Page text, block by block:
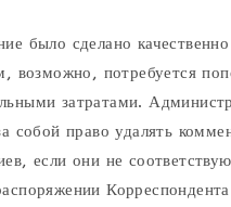
было сделано
возможно, потребуется
затратами.
собой право удалять
если они не